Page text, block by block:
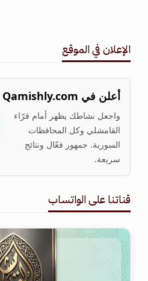
الإعلان في الموقع
أعلن في Qamishly.com
واجعل نشاطك يظهر أمام قرّاء
القامشلي وكل المحافظات
السورية. جمهور فعّال ونتائج
سريعة.
قناتنا على الواتساب